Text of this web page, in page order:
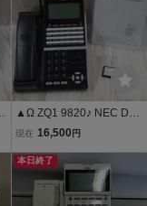
タン英語表記】
▲Ω ZQ1 9820♪ NEC DTZ
-24BT-3D(BK)TEL Aspire
ドレス 電池/取説付 動作O
K キレイめ 返品可 超特価
品
現在 16,500 円
本日終了